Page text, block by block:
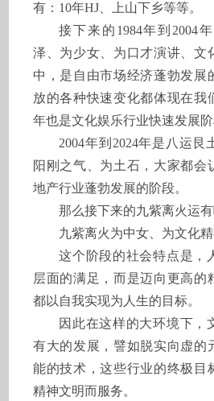
有：10年HJ、上山下乡等等。
接下来的1984年到2004
泽、为少女、为口才演讲、文
中，是自由市场经济蓬勃发展
放的各种快速变化都体现在我
年也是文化娱乐行业快速发展阶
2004年到2024年是八运艮
阳刚之气、为土石，大家都会
地产行业蓬勃发展的阶段。
那么接下来的九紫离火运
九紫离火为中女、为文化精
这个阶段的社会特点是，
层面的满足，而是迈向更高的
都以自我实现为人生的目标。
因此在这样的大环境下，
有大的发展，譬如脱实向虚的
能的技术，这些行业的终极目
精神文明而服务。